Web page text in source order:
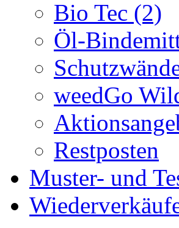
Bio Tec (2)
Öl-
weedGo
Restposten
Muster- und